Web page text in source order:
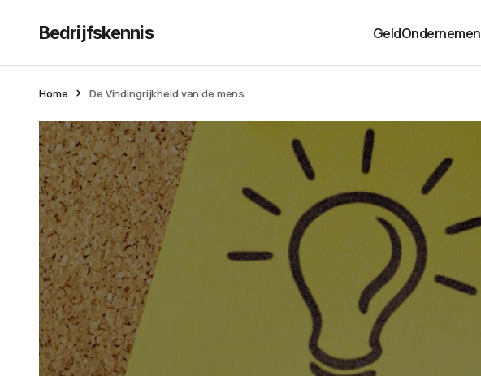
Bedrijfskennis GeldOndernemen
Home De Vindingrijkheid van de mens